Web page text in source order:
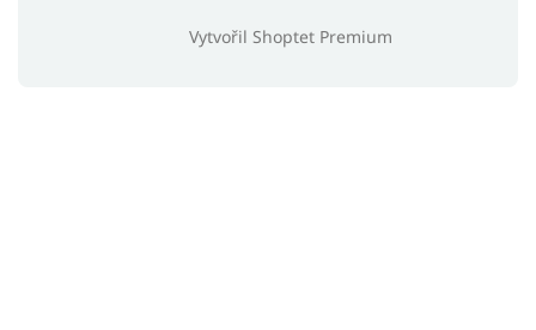
Vytvořil Shoptet Premium